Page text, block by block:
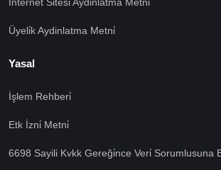
Üyeli̇k Aydinlatma Metni̇
Yasal
İşlem Rehberi̇
Etk İzni̇ Metni̇
6698 Sayili Kvkk Gereği̇nce Veri̇ Sorumlusuna
🍪 Çerez Kullanıyoruz!
şekilde çerezler kullanmaktayız. Çerezleri